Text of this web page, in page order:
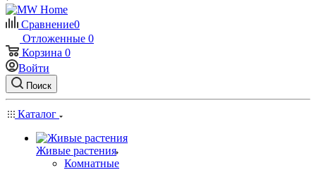
Сравнение0
Отложенные 0
Корзина 0
Войти
Поиск
Каталог
Живые растения
Комнатные